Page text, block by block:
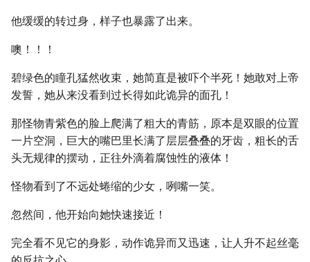
他缓缓的转过身，样子也暴露了出来。
噢！！！
碧绿色的瞳孔猛然收束，她简直是被吓个半死！她敢对上帝
发誓，她从来没看到过长得如此诡异的面孔！
那怪物青紫色的脸上爬满了粗大的青筋，原本是双眼的位置
一片空洞，巨大的嘴巴里长满了层层叠叠的牙齿，粗长的舌
头无规律的摆动，正往外滴着腐蚀性的液体！
怪物看到了不远处蜷缩的少女，咧嘴一笑。
忽然间，他开始向她快速接近！
完全看不见它的身影，动作诡异而又迅速，让人升不起丝毫